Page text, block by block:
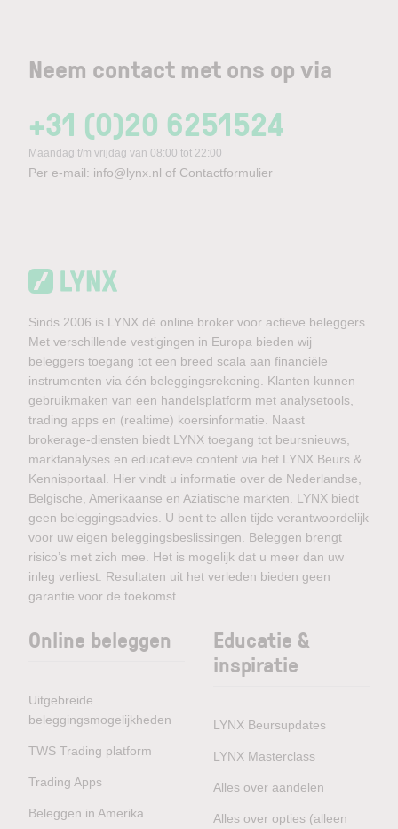
Neem contact met ons op via
+31 (0)20 6251524
Maandag t/m vrijdag van 08:00 tot 22:00
Per e-mail: info@lynx.nl of Contactformulier
Sinds 2006 is LYNX dé online broker voor actieve beleggers.
Met verschillende vestigingen in Europa bieden wij
beleggers toegang tot een breed scala aan financiële
instrumenten via één beleggingsrekening. Klanten kunnen
gebruikmaken van een handelsplatform met analysetools,
trading apps en (realtime) koersinformatie. Naast
brokerage-diensten biedt LYNX toegang tot beursnieuws,
marktanalyses en educatieve content via het LYNX Beurs &
Kennisportaal. Hier vindt u informatie over de Nederlandse,
Belgische, Amerikaanse en Aziatische markten. LYNX biedt
geen beleggingsadvies. U bent te allen tijde verantwoordelijk
voor uw eigen beleggingsbeslissingen. Beleggen brengt
risico’s met zich mee. Het is mogelijk dat u meer dan uw
inleg verliest. Resultaten uit het verleden bieden geen
garantie voor de toekomst.
Online beleggen
Uitgebreide
beleggingsmogelijkheden
TWS Trading platform
Trading Apps
Beleggen in Amerika
Educatie &
inspiratie
LYNX Beursupdates
LYNX Masterclass
Alles over aandelen
Alles over opties (alleen